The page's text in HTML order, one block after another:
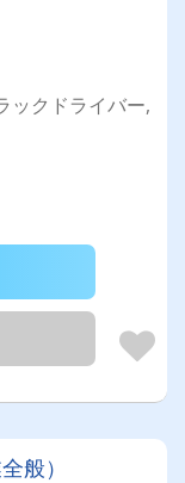
ックドライバー,
般）